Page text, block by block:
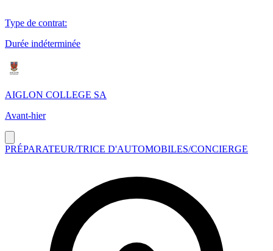
Type de contrat:
Durée indéterminée
AIGLON COLLEGE SA
Avant-hier
PRÉPARATEUR/TRICE D'AUTOMOBILES/CONCIERGE